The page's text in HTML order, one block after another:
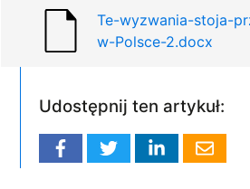
Te-wyzwania-stoja-
w-Polsce-2.docx
Udostępnij ten artykuł: